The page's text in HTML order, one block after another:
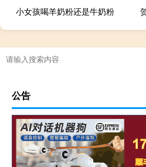
小女孩喝羊奶粉还是牛奶粉
公告